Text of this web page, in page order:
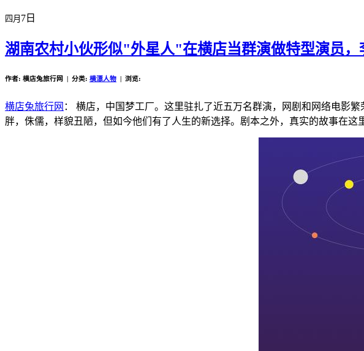
四月 7日
湖南农村小伙形似"外星人"在横店当群演做特型演员，
作者: 横店兔旅行网 | 分类: 横漂人物 | 浏览:
横店兔旅行网 ： 横店，中国梦工厂。这里驻扎了近五万名群演，网剧和网络电影
胖，侏儒，样貌丑陋，但如今他们有了人生的新选择。剧本之外，真实的故事在这